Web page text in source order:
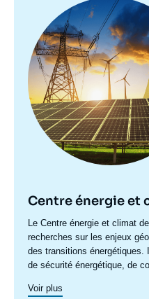
principale
Centre énergie et
Accroche
centre
Le Centre énergie et climat
recherches sur les enjeux
des transitions
de sécurité énergétique, de
des politiques européennes
Voir plus